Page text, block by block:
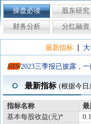
操盘必读 股东研究
财务分析 分红融资
最新指标
NEW2023三季报已披露，
最新指标 (根据今日
指标名称 最
基本每股收益(元)